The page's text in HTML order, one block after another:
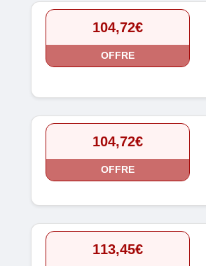
104,72€
OFFRE
104,72€
OFFRE
113,45€